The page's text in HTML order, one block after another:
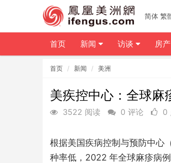
首页 新闻 美洲
美疾控中心：全球麻
3522 阅读 0 评论 0
根据美国疾病控制与预防中心
种率低，2022 年全球麻疹病例
简体 繁
首页 新闻 访谈 房产